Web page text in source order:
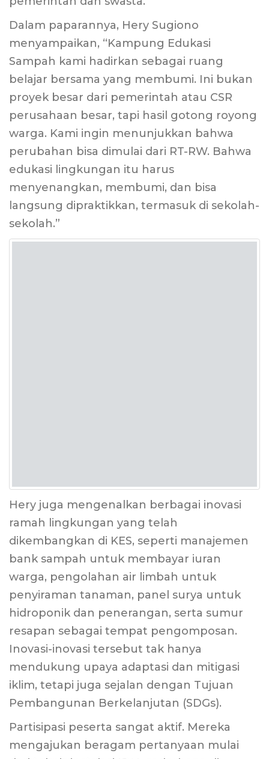
Dalam paparannya, Hery Sugiono
menyampaikan, “Kampung Edukasi
Sampah kami hadirkan sebagai ruang
belajar bersama yang membumi. Ini bukan
proyek besar dari pemerintah atau CSR
perusahaan besar, tapi hasil gotong royong
warga. Kami ingin menunjukkan bahwa
perubahan bisa dimulai dari RT-RW. Bahwa
edukasi lingkungan itu harus
menyenangkan, membumi, dan bisa
langsung dipraktikkan, termasuk di sekolah-
sekolah.”
Hery juga mengenalkan berbagai inovasi
ramah lingkungan yang telah
dikembangkan di KES, seperti manajemen
bank sampah untuk membayar iuran
warga, pengolahan air limbah untuk
penyiraman tanaman, panel surya untuk
hidroponik dan penerangan, serta sumur
resapan sebagai tempat pengomposan.
Inovasi-inovasi tersebut tak hanya
mendukung upaya adaptasi dan mitigasi
iklim, tetapi juga sejalan dengan Tujuan
Pembangunan Berkelanjutan (SDGs).
Partisipasi peserta sangat aktif. Mereka
mengajukan beragam pertanyaan mulai